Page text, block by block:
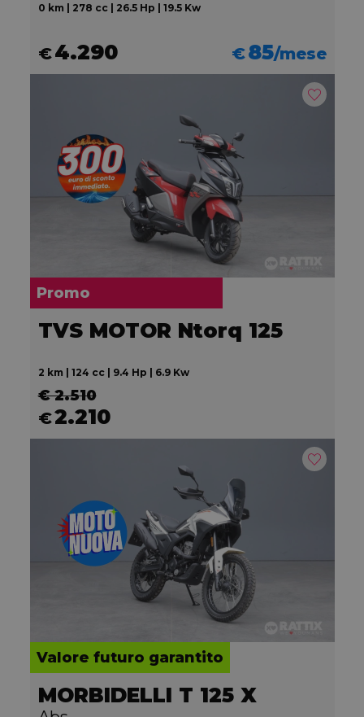
0 km | 278 cc | 26.5 Hp | 19.5 Kw
€4.290 €85/mese
Promo
TVS MOTOR Ntorq 125
2 km | 124 cc | 9.4 Hp | 6.9 Kw
€ 2.510
€2.210
Valore futuro garantito
MORBIDELLI T 125 X